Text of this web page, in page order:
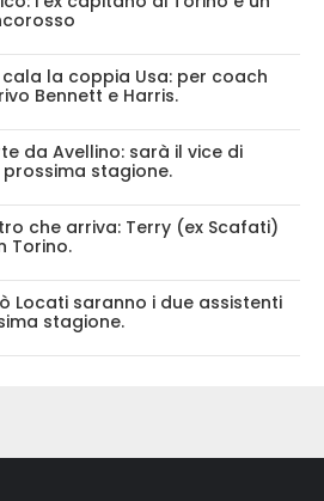
la coppia Usa: per coach
Bennett e Harris.
da Avellino: sarà il vice di
stagione.
che arriva: Terry (ex Scafati)
Torino.
Locati saranno i due assistenti
stagione.